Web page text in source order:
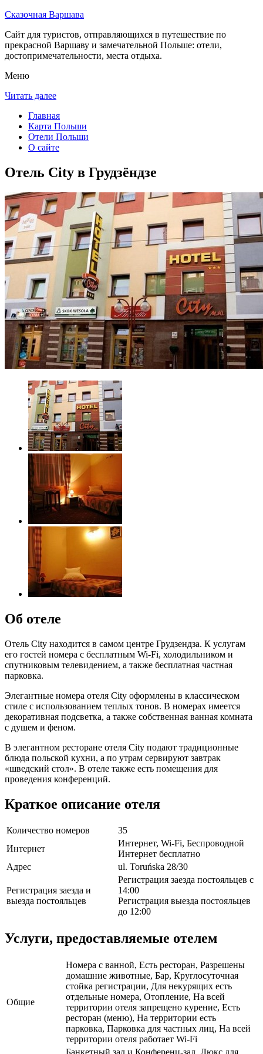
Сказочная Варшава
Сайт для туристов, отправляющихся в путешествие по
прекрасной Варшаву и замечательной Польше: отели,
достопримечательности, места отдыха.
Меню
Читать далее
Главная
Карта Польши
Отели Польши
О сайте
Отель City в Грудзёндзе
Об отеле
Отель City находится в самом центре Грудзендза. К услугам
его гостей номера с бесплатным Wi-Fi, холодильником и
спутниковым телевидением, а также бесплатная частная
парковка.
Элегантные номера отеля City оформлены в классическом
стиле с использованием теплых тонов. В номерах имеется
декоративная подсветка, а также собственная ванная комната
с душем и феном.
В элегантном ресторане отеля City подают традиционные
блюда польской кухни, а по утрам сервируют завтрак
«шведский стол». В отеле также есть помещения для
проведения конференций.
Краткое описание отеля
Количество номеров
35
Интернет
Интернет, Wi-Fi, Беспроводной
Интернет бесплатно
Адрес
ul. Toruńska 28/30
Регистрация заезда и
выезда постояльцев
Регистрация заезда постояльцев с
14:00
Регистрация выезда постояльцев
до 12:00
Услуги, предоставляемые отелем
Общие
Номера с ванной, Есть ресторан, Разрешены
домашние животные, Бар, Круглосуточная
стойка регистрации, Для некурящих есть
отдельные номера, Отопление, На всей
территории отеля запрещено курение, Есть
ресторан (меню), На территории есть
парковка, Парковка для частных лиц, На всей
территории отеля работает Wi-Fi